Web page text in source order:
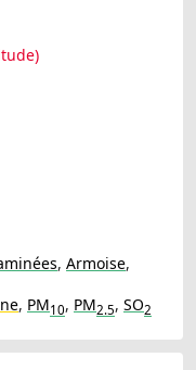
, Armoise,
, PM10, PM2.5, SO2